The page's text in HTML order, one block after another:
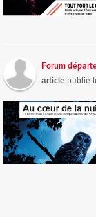
Forum
article publié